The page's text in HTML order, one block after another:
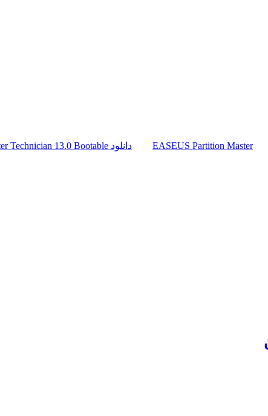
EASEUS Partition Master
دانلود EASEUS Partition Master Technician 13.0 Bootable